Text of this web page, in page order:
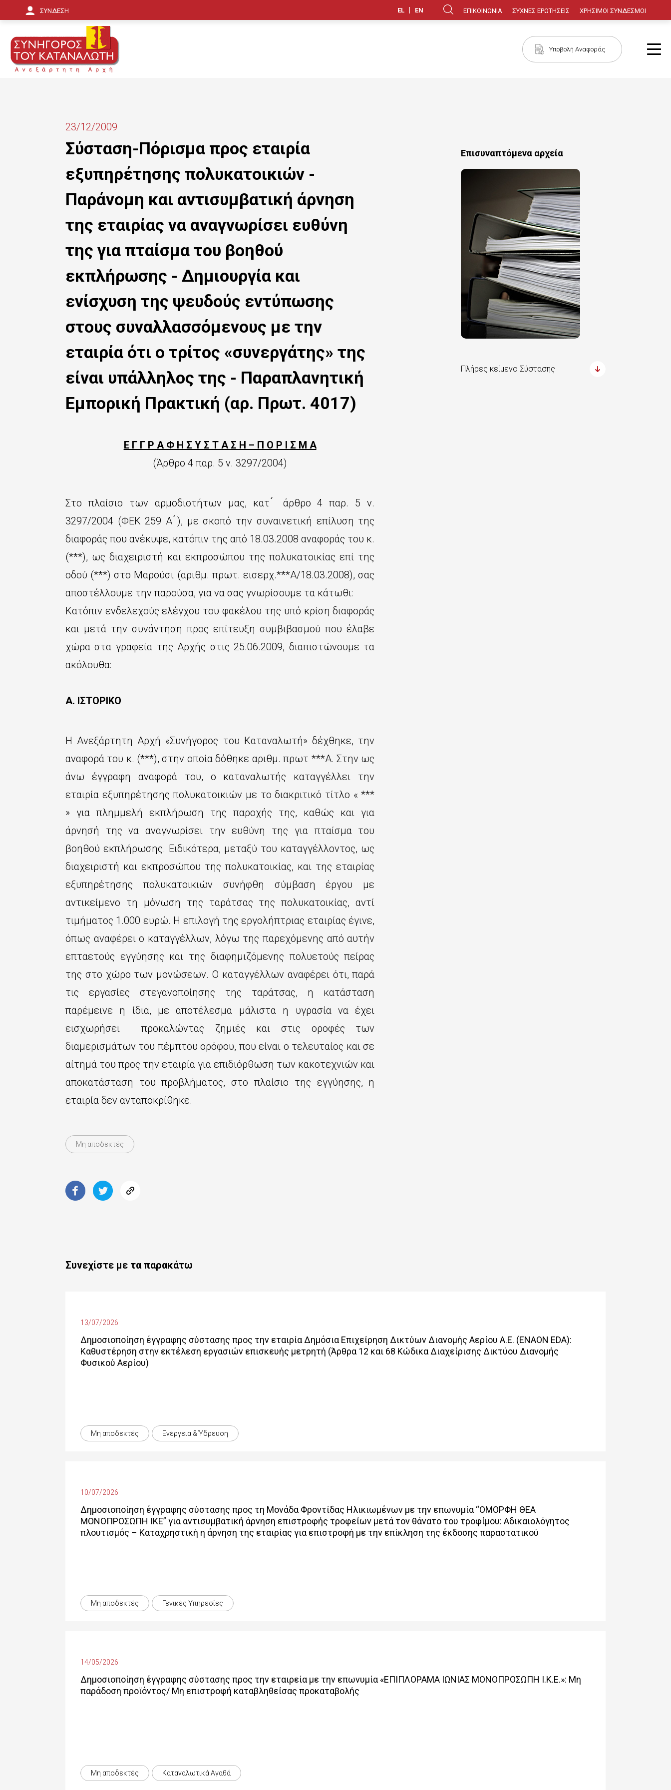
ΣΥΝΔΕΣΗ EL EN
Κεφαλίδα
Πλοήγηση
ΕΠΙΚΟΙΝΩΝΙΑ ΣΥΧΝΕΣ ΕΡΩΤΗΣΕΙΣ ΧΡΗΣΙΜΟΙ ΣΥΝΔΕΣΜΟΙ
Υποβολή Αναφοράς
23/12/2009
Σύσταση-Πόρισμα προς εταιρία
εξυπηρέτησης πολυκατοικιών -
Παράνομη και αντισυμβατική άρνηση
της εταιρίας να αναγνωρίσει ευθύνη
της για πταίσμα του βοηθού
εκπλήρωσης - Δημιουργία και
ενίσχυση της ψευδούς εντύπωσης
στους συναλλασσόμενους με την
εταιρία ότι ο τρίτος «συνεργάτης» της
είναι υπάλληλος της - Παραπλανητική
Εμπορική Πρακτική (αρ. Πρωτ. 4017)
Ε Γ Γ Ρ Α Φ Η Σ Υ Σ Τ Α Σ Η – Π Ο Ρ Ι Σ Μ Α
(Άρθρο 4 παρ. 5 ν. 3297/2004)
Στο πλαίσιο των αρμοδιοτήτων μας, κατ ́ άρθρο 4 παρ. 5 ν.
3297/2004 (ΦΕΚ 259 Α ́), με σκοπό την συναινετική επίλυση της
διαφοράς που ανέκυψε, κατόπιν της από 18.03.2008 αναφοράς του κ.
(***), ως διαχειριστή και εκπροσώπου της πολυκατοικίας επί της
οδού (***) στο Μαρούσι (αριθμ. πρωτ. εισερχ.***Α/18.03.2008), σας
αποστέλλουμε την παρούσα, για να σας γνωρίσουμε τα κάτωθι:
Κατόπιν ενδελεχούς ελέγχου του φακέλου της υπό κρίση διαφοράς
και μετά την συνάντηση προς επίτευξη συμβιβασμού που έλαβε
χώρα στα γραφεία της Αρχής στις 25.06.2009, διαπιστώνουμε τα
ακόλουθα:
Α. ΙΣΤΟΡΙΚΟ
Η Ανεξάρτητη Αρχή «Συνήγορος του Καταναλωτή» δέχθηκε, την
αναφορά του κ. (***), στην οποία δόθηκε αριθμ. πρωτ ***Α. Στην ως
άνω έγγραφη αναφορά του, ο καταναλωτής καταγγέλλει την
εταιρία εξυπηρέτησης πολυκατοικιών με το διακριτικό τίτλο « ***
» για πλημμελή εκπλήρωση της παροχής της, καθώς και για
άρνησή της να αναγνωρίσει την ευθύνη της για πταίσμα του
βοηθού εκπλήρωσης. Ειδικότερα, μεταξύ του καταγγέλλοντος, ως
διαχειριστή και εκπροσώπου της πολυκατοικίας, και της εταιρίας
εξυπηρέτησης πολυκατοικιών συνήφθη σύμβαση έργου με
αντικείμενο τη μόνωση της ταράτσας της πολυκατοικίας, αντί
τιμήματος 1.000 ευρώ. Η επιλογή της εργολήπτριας εταιρίας έγινε,
όπως αναφέρει ο καταγγέλλων, λόγω της παρεχόμενης από αυτήν
επταετούς εγγύησης και της διαφημιζόμενης πολυετούς πείρας
της στο χώρο των μονώσεων. Ο καταγγέλλων αναφέρει ότι, παρά
τις εργασίες στεγανοποίησης της ταράτσας, η κατάσταση
παρέμεινε η ίδια, με αποτέλεσμα μάλιστα η υγρασία να έχει
εισχωρήσει προκαλώντας ζημιές και στις οροφές των
διαμερισμάτων του πέμπτου ορόφου, που είναι ο τελευταίος και σε
αίτημά του προς την εταιρία για επιδιόρθωση των κακοτεχνιών και
αποκατάσταση του προβλήματος, στο πλαίσιο της εγγύησης, η
εταιρία δεν ανταποκρίθηκε.
Μη αποδεκτές
Επισυναπτόμενα αρχεία
Πλήρες κείμενο Σύστασης
Συνεχίστε με τα παρακάτω
13/07/2026
Δημοσιοποίηση έγγραφης σύστασης προς την εταιρία Δημόσια Επιχείρηση Δικτύων Διανομής Αερίου Α.Ε. (ENAON EDA):
Καθυστέρηση στην εκτέλεση εργασιών επισκευής μετρητή (Άρθρα 12 και 68 Κώδικα Διαχείρισης Δικτύου Διανομής
Φυσικού Αερίου)
Μη αποδεκτές Ενέργεια & Ύδρευση
10/07/2026
Δημοσιοποίηση έγγραφης σύστασης προς τη Μονάδα Φροντίδας Ηλικιωμένων με την επωνυμία “ΟΜΟΡΦΗ ΘΕΑ
ΜΟΝΟΠΡΟΣΩΠΗ ΙΚΕ” για αντισυμβατική άρνηση επιστροφής τροφείων μετά τον θάνατο του τροφίμου: Αδικαιολόγητος
πλουτισμός – Καταχρηστική η άρνηση της εταιρίας για επιστροφή με την επίκληση της έκδοσης παραστατικού
Μη αποδεκτές Γενικές Yπηρεσίες
14/05/2026
Δημοσιοποίηση έγγραφης σύστασης προς την εταιρεία με την επωνυμία «ΕΠΙΠΛΟΡΑΜΑ ΙΩΝΙΑΣ ΜΟΝΟΠΡΟΣΩΠΗ Ι.Κ.Ε.»: Μη
παράδοση προϊόντος/ Μη επιστροφή καταβληθείσας προκαταβολής
Μη αποδεκτές Καταναλωτικά Αγαθά